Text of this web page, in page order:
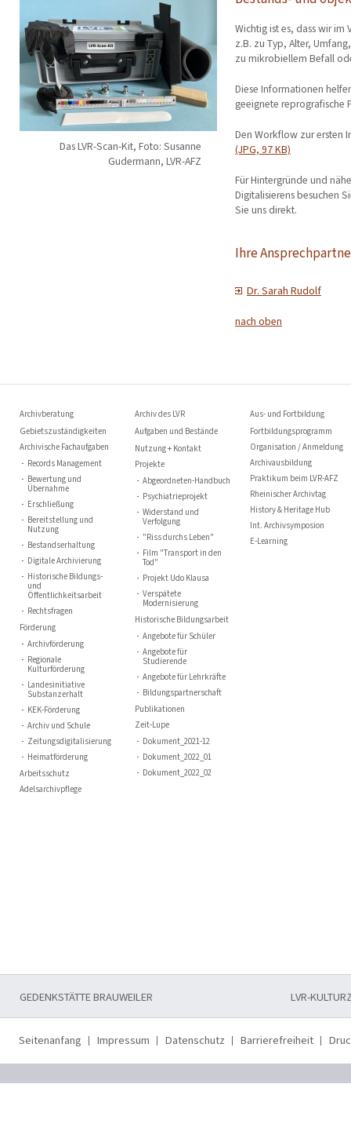
Das LVR-Scan-Kit, Foto: Susanne
Gudermann, LVR-AFZ
Wichtig ist es, dass wir
z.B. zu Typ, Alter,
zu mikrobiellem Befall
Diese Informationen
geeignete reprografische
Den Workflow zur ersten
(JPG, 97 KB)
Für Hintergründe und
Digitalisierens besuchen
Sie uns direkt.
Ihre
Dr. Sarah Rudolf
nach oben
Archivberatung
Gebietszuständigkeiten
Archivische Fachaufgaben
Records Management
Bewertung und
Übernahme
Erschließung
Bereitstellung und
Nutzung
Bestandserhaltung
Digitale Archivierung
Historische Bildungs-
und
Öffentlichkeitsarbeit
Rechtsfragen
Förderung
Archivförderung
Regionale
Kulturförderung
Landesinitiative
Substanzerhalt
KEK-Förderung
Archiv und Schule
Zeitungsdigitalisierung
Heimatförderung
Arbeitsschutz
Adelsarchivpflege
Archiv des LVR
Aufgaben und Bestände
Nutzung + Kontakt
Projekte
Abgeordneten-Handbuch
Psychiatrieprojekt
Widerstand und
Verfolgung
"Riss durchs Leben"
Film "Transport in den
Tod"
Projekt Udo Klausa
Verspätete
Modernisierung
Historische Bildungsarbeit
Angebote für Schüler
Angebote für
Studierende
Angebote für Lehrkräfte
Bildungspartnerschaft
Publikationen
Zeit-Lupe
Dokument_2021-12
Dokument_2022_01
Dokument_2022_02
Aus- und Fortbildung
Fortbildungsprogramm
Organisation / Anmeldung
Archivausbildung
Praktikum beim LVR-AFZ
Rheinischer Archivtag
History & Heritage Hub
Int. Archivsymposion
E-Learning
GEDENKSTÄTTE BRAUWEILER LVR-
Seitenanfang Impressum Datenschutz Barrierefreiheit